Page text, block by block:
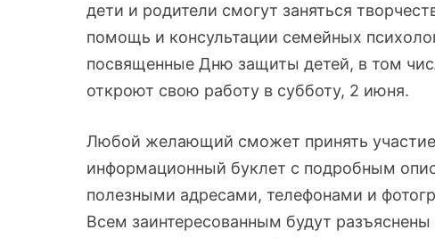
дети и родители смогут заняться
помощь и консультации семейных
посвященные Дню защиты детей, в том
откроют свою работу в субботу, 2 июня.
Любой желающий сможет принять участие
информационный буклет с подробным
полезными адресами, телефонами и
Всем заинтересованным будут